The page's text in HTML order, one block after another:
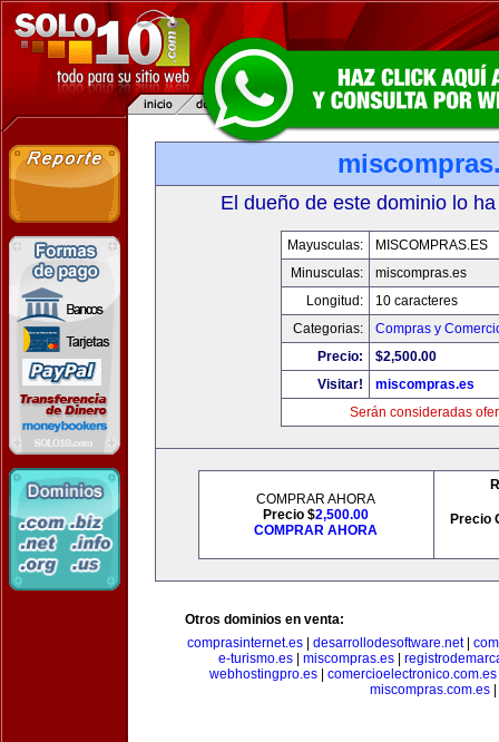
El dueño de este dominio lo
Mayusculas:
MISCOMPRAS.ES
Minusculas:
miscompras.es
Longitud:
10 caracteres
Categorias:
Compras y
Precio:
$2,500.00
Visitar!
miscompras.es
Serán consideradas
COMPRAR AHORA
Precio $2,500.00
COMPRAR AHORA
Precio
Otros dominios en venta:
comprasinternet.es
desarrollodesoftware.net|
e-turismo.es
miscompras.es
webhostingpro.es| comercioelectronico.com.es
miscompras.com.es